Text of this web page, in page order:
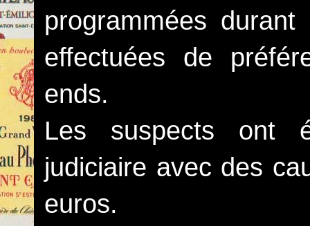
programmées
effectuées de
ends.
Les suspects ont
judiciaire avec des
euros.